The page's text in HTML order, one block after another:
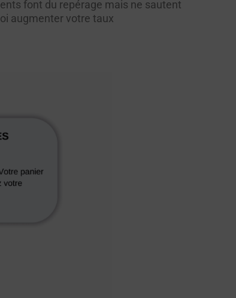
font du repérage mais ne sautent
augmenter votre taux